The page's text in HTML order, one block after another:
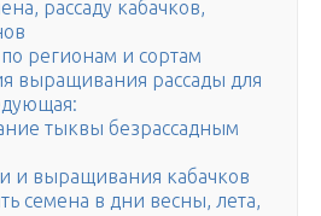
рассаду кабачков,
регионам и сортам
выращивания рассады для
тыквы безрассадным
и выращивания кабачков
семена в дни весны, лета,